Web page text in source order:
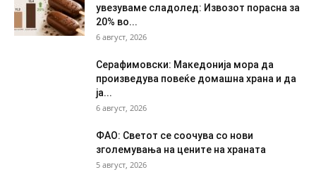
увезуваме сладолед: Извозот порасна за
20% во...
6 август, 2026
Серафимовски: Македонија мора да
произведува повеќе домашна храна и да
ја...
6 август, 2026
ФАО: Светот се соочува со нови
зголемувања на цените на храната
5 август, 2026